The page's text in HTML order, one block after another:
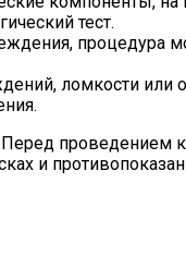
тест.
процедура
ломкости или
Перед
и